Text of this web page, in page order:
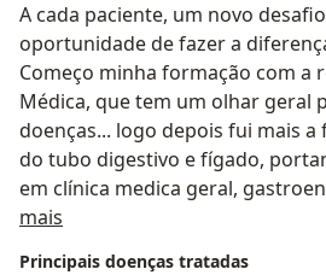
A cada paciente, um novo
oportunidade de fazer a
Começo minha formação com a
Médica, que tem um olhar geral
doenças... logo depois fui mais a
do tubo digestivo e fígado,
em clínica medica geral,
hepatologia.
mais
Principais doenças tratadas